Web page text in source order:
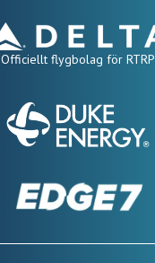
Officiellt flygbolag för RTRP